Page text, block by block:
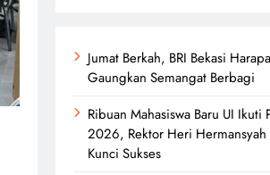
Jumat Berkah, BRI Bekasi
Gaungkan Semangat Berbagi
Ribuan Mahasiswa Baru UI Ikuti
2026, Rektor Heri Hermansyah
Kunci Sukses